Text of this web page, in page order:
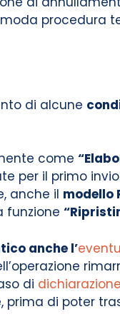
procedura
di alcune
come
per il primo
anche il modello
funzione
anche l’
di
di poter